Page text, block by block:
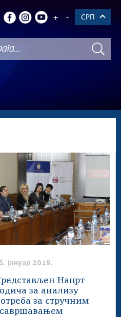
+ - СРП
јануар 2019.
Нацрт
за анализу
за стручним